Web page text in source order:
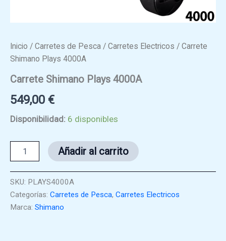
Inicio / Carretes de Pesca / Carretes Electricos / Carrete
Shimano Plays 4000A
Carrete Shimano Plays 4000A
549,00 €
Disponibilidad: 6 disponibles
Shimano
cantidad
Añadir al carrito
SKU: PLAYS4000A
Categorías: Carretes de Pesca, Carretes Electricos
Marca: Shimano